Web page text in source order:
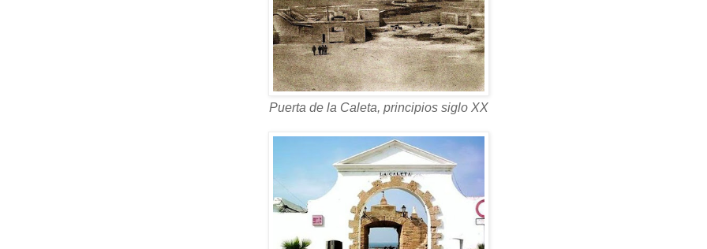
Puerta de la Caleta, principios siglo XX